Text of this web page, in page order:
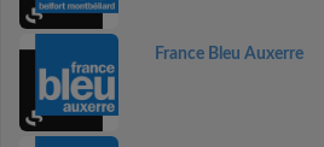
France Bleu Auxerre